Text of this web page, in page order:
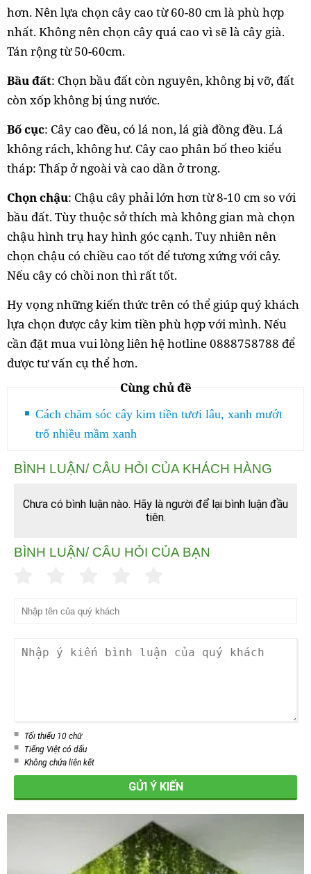
hơn. Nên lựa chọn cây cao từ 60-80 cm là phù hợp
nhất. Không nên chọn cây quá cao vì sẽ là cây già.
Tán rộng từ 50-60cm.
Bầu đất: Chọn bầu đất còn nguyên, không bị vỡ, đất
còn xốp không bị úng nước.
Bố cục: Cây cao đều, có lá non, lá già đồng đều. Lá
không rách, không hư. Cây cao phân bố theo kiểu
tháp: Thấp ở ngoài và cao dần ở trong.
Chọn chậu: Chậu cây phải lớn hơn từ 8-10 cm so với
bầu đất. Tùy thuộc sở thích mà không gian mà chọn
chậu hình trụ hay hình góc cạnh. Tuy nhiên nên
chọn chậu có chiều cao tốt để tương xứng với cây.
Nếu cây có chồi non thì rất tốt.
Hy vọng những kiến thức trên có thể giúp quý khách
lựa chọn được cây kim tiền phù hợp với mình. Nếu
cần đặt mua vui lòng liên hệ hotline 0888758788 để
được tư vấn cụ thể hơn.
Cùng chủ đề
Cách chăm sóc cây kim tiền tươi lâu, xanh mướt
trổ nhiều mầm xanh
BÌNH LUẬN/ CÂU HỎI CỦA KHÁCH HÀNG
Chưa có bình luận nào. Hãy là người để lại bình luận đầu
tiên.
BÌNH LUẬN/ CÂU HỎI CỦA BẠN
Tối thiểu 10 chữ
Tiếng Việt có dấu
Không chứa liên kết
GỬI Ý KIẾN